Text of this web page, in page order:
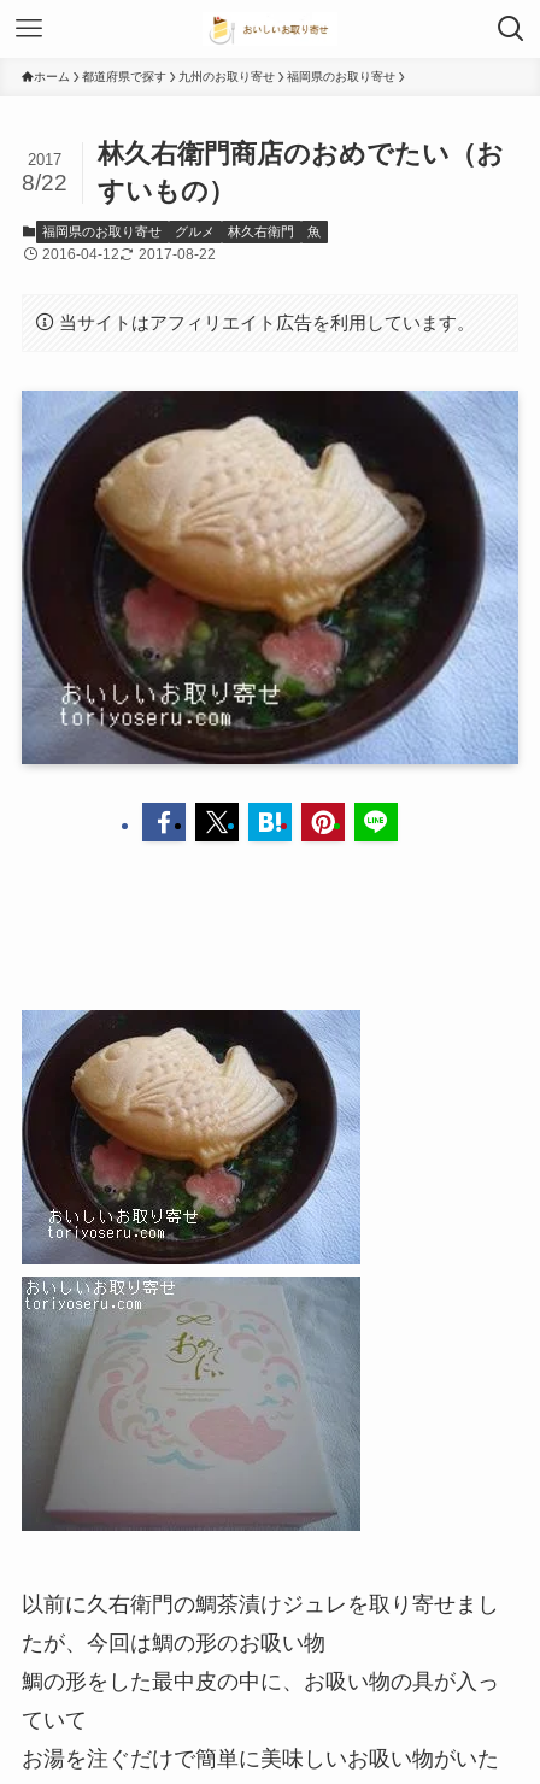
ホーム 都道府県で探す 九州のお取り寄せ 福岡県のお取り寄せ
林久右衛門商店のおめでたい（お
すいもの）
2017
8/22
福岡県のお取り寄せ グルメ 林久右衛門 魚
2016-04-12 2017-08-22
当サイトはアフィリエイト広告を利用しています。
以前に久右衛門の鯛茶漬けジュレを取り寄せまし
たが、今回は鯛の形のお吸い物
鯛の形をした最中皮の中に、お吸い物の具が入っ
ていて
お湯を注ぐだけで簡単に美味しいお吸い物がいた